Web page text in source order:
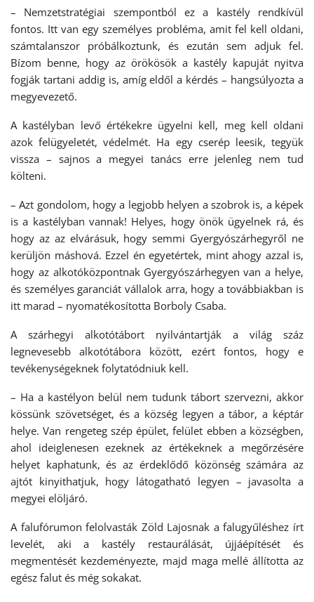
– Nemzetstratégiai szempontból ez a kastély rendkívül
fontos. Itt van egy személyes probléma, amit fel kell oldani,
számtalanszor próbálkoztunk, és ezután sem adjuk fel.
Bízom benne, hogy az örökösök a kastély kapuját nyitva
fogják tartani addig is, amíg eldől a kérdés – hangsúlyozta a
megyevezető.
A kastélyban levő értékekre ügyelni kell, meg kell oldani
azok felügyeletét, védelmét. Ha egy cserép leesik, tegyük
vissza – sajnos a megyei tanács erre jelenleg nem tud
költeni.
– Azt gondolom, hogy a legjobb helyen a szobrok is, a képek
is a kastélyban vannak! Helyes, hogy önök ügyelnek rá, és
hogy az az elvárásuk, hogy semmi Gyergyószárhegyről ne
kerüljön máshová. Ezzel én egyetértek, mint ahogy azzal is,
hogy az alkotóközpontnak Gyergyószárhegyen van a helye,
és személyes garanciát vállalok arra, hogy a továbbiakban is
itt marad – nyomatékosította Borboly Csaba.
A szárhegyi alkotótábort nyilvántartják a világ száz
legnevesebb alkotótábora között, ezért fontos, hogy e
tevékenységeknek folytatódniuk kell.
– Ha a kastélyon belül nem tudunk tábort szervezni, akkor
kössünk szövetséget, és a község legyen a tábor, a képtár
helye. Van rengeteg szép épület, felület ebben a községben,
ahol ideiglenesen ezeknek az értékeknek a megőrzésére
helyet kaphatunk, és az érdeklődő közönség számára az
ajtót kinyithatjuk, hogy látogatható legyen – javasolta a
megyei elöljáró.
A falufórumon felolvasták Zöld Lajosnak a falugyűléshez írt
levelét, aki a kastély restaurálását, újjáépítését és
megmentését kezdeményezte, majd maga mellé állította az
egész falut és még sokakat.